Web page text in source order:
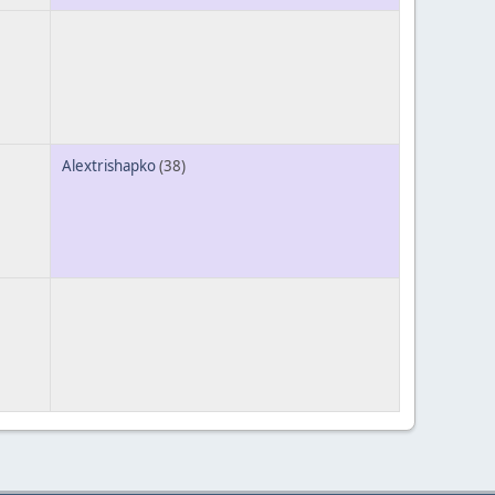
Alextrishapko(38)